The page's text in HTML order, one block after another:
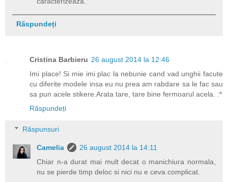
Răspundeți
Cristina Barbieru 26 august 2014 la 12:46
Imi place! Si mie imi plac la nebunie cand vad unghii facute
cu diferite modele insa eu nu prea am rabdare sa le fac sau
sa pun acele stikere.Arata tare, tare bine fermoarul acela. :*
Răspundeți
Răspunsuri
Camelia
26 august 2014 la 14:11
Chiar n-a durat mai mult decat o manichiura normala,
nu se pierde timp deloc si nici nu e ceva complicat.